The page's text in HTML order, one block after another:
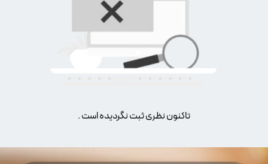
تاکنون نظری ثبت نگردیده است .